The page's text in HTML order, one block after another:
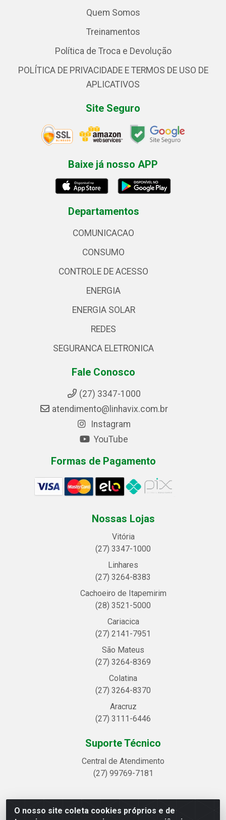
O nosso site coleta cookies próprios e de
Quem Somos
Treinamentos
Política de Troca e Devolução
POLÍTICA DE PRIVACIDADE E TERMOS DE USO DE
APLICATIVOS
Site Seguro
Baixe já nosso APP
Departamentos
COMUNICACAO
CONSUMO
CONTROLE DE ACESSO
ENERGIA
ENERGIA SOLAR
REDES
SEGURANCA ELETRONICA
Fale Conosco
(27) 3347-1000
atendimento@linhavix.com.br
Instagram
YouTube
Formas de Pagamento
Nossas Lojas
Vitória
(27) 3347-1000
Linhares
(27) 3264-8383
Cachoeiro de Itapemirim
(28) 3521-5000
Cariacica
(27) 2141-7951
São Mateus
(27) 3264-8369
Colatina
(27) 3264-8370
Aracruz
(27) 3111-6446
Suporte Técnico
Central de Atendimento
(27) 99769-7181
Linhavix Distribuidora LTDA - Avenida Alegre, 2521 -